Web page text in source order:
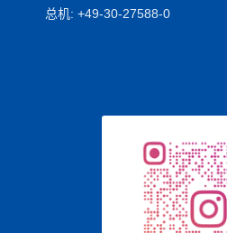
总机: +49-30-27588-0